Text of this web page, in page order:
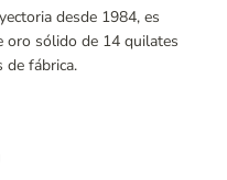
desde 1984, es
oro sólido de 14 quilates
de fábrica.